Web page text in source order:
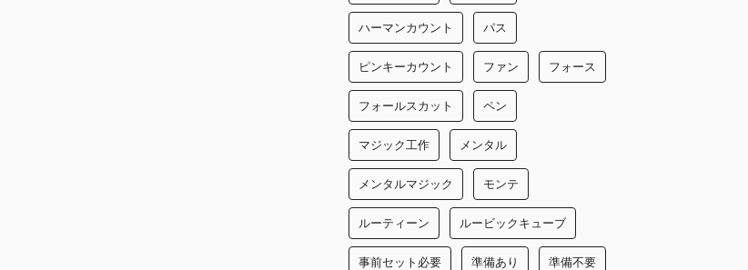
ハーマンカウント パス
ピンキーカウント ファン フォース
フォールスカット ペン
マジック工作 メンタル
メンタルマジック モンテ
ルーティーン ルービックキューブ
事前セット必要 準備あり 準備不要